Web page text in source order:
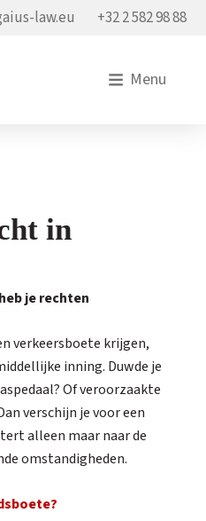
+32 2 582 98 88
law.eu
Menu
in
je rechten
verkeersboete krijgen,
inning. Duwde je
Of veroorzaakte
verschijn je voor een
alleen maar naar de
omstandigheden.